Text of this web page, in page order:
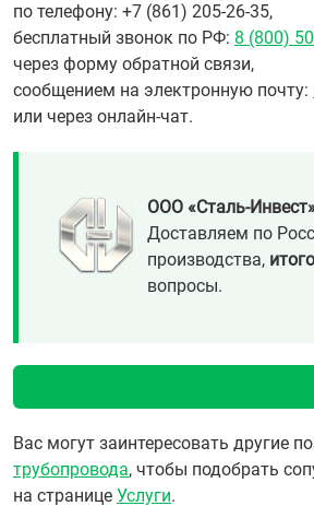
по телефону: +7 (861) 205-26-35,
бесплатный звонок по РФ: 8 (800)
через форму обратной связи,
сообщением на электронную почту:
или через онлайн-чат.
ООО «Сталь-
Доставляем по
производства,
вопросы.
Вас могут заинтересовать другие
трубопровода, чтобы подобрать
на странице Услуги.